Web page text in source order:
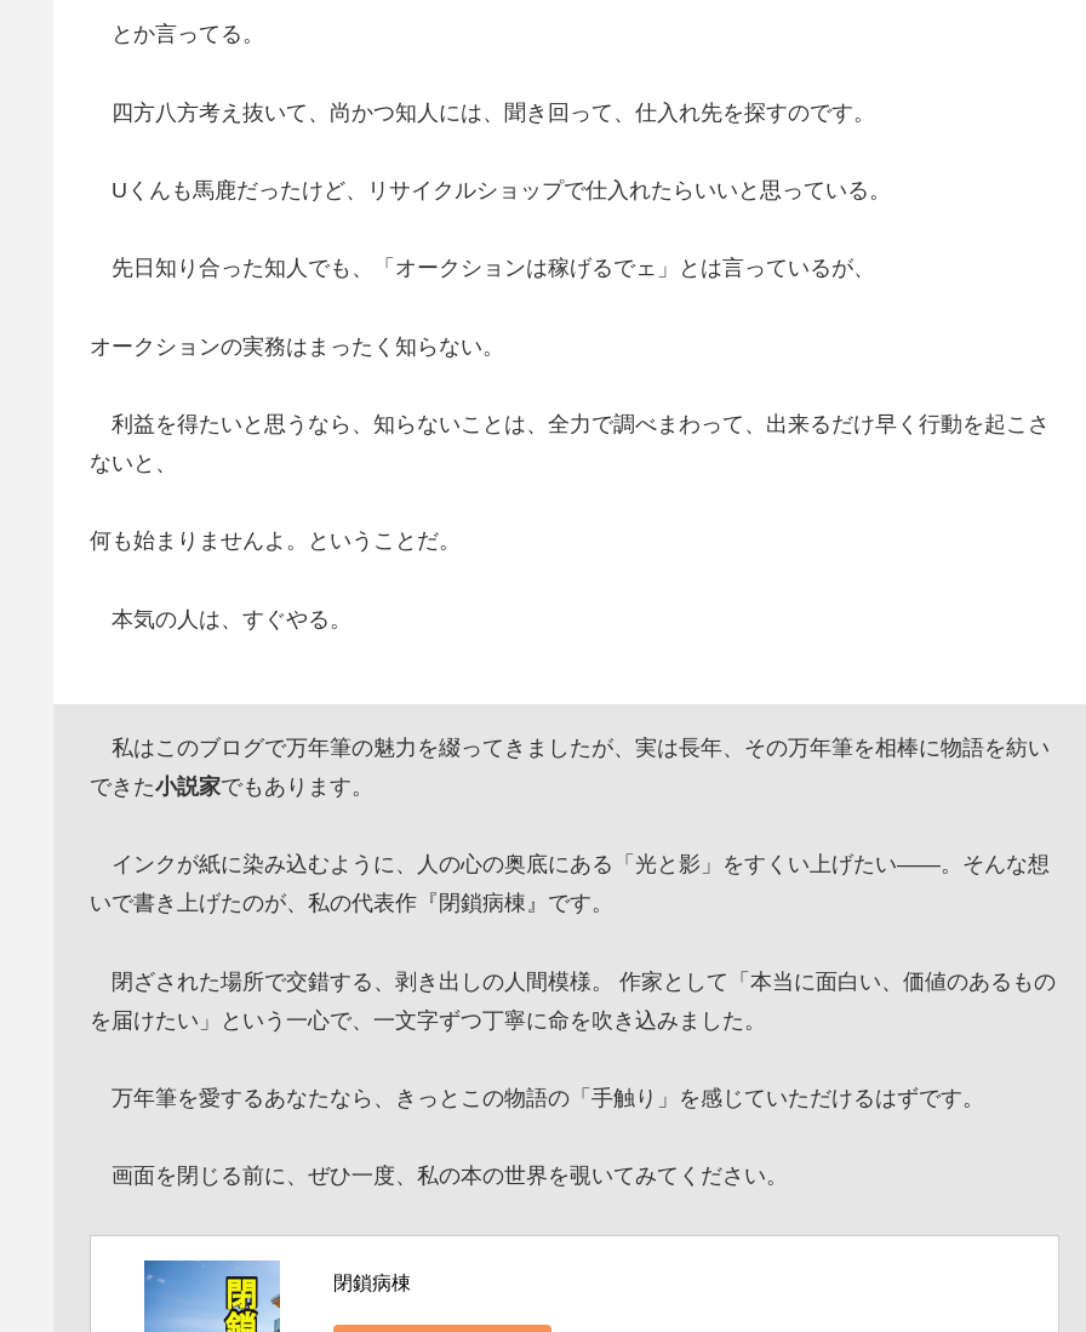
とか言ってる。
四方八方考え抜いて、尚かつ知人には、聞き回って、仕入れ先を探すのです。
Uくんも馬鹿だったけど、リサイクルショップで仕入れたらいいと思っている。
先日知り合った知人でも、「オークションは稼げるでェ」とは言っているが、
オークションの実務はまったく知らない。
利益を得たいと思うなら、知らないことは、全力で調べまわって、出来るだけ早く行動を起こさ
ないと、
何も始まりませんよ。ということだ。
本気の人は、すぐやる。
私はこのブログで万年筆の魅力を綴ってきましたが、実は長年、その万年筆を相棒に物語を紡い
できた小説家でもあります。
インクが紙に染み込むように、人の心の奥底にある「光と影」をすくい上げたい——。そんな想
いで書き上げたのが、私の代表作『閉鎖病棟』です。
閉ざされた場所で交錯する、剥き出しの人間模様。 作家として「本当に面白い、価値のあるもの
を届けたい」という一心で、一文字ずつ丁寧に命を吹き込みました。
万年筆を愛するあなたなら、きっとこの物語の「手触り」を感じていただけるはずです。
画面を閉じる前に、ぜひ一度、私の本の世界を覗いてみてください。
閉鎖病棟